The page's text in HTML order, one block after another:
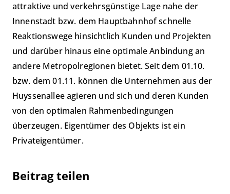
attraktive und verkehrsgünstige Lage nahe der
Innenstadt bzw. dem Hauptbahnhof schnelle
Reaktionswege hinsichtlich Kunden und Projekten
und darüber hinaus eine optimale Anbindung an
andere Metropolregionen bietet. Seit dem 01.10.
bzw. dem 01.11. können die Unternehmen aus der
Huyssenallee agieren und sich und deren Kunden
von den optimalen Rahmenbedingungen
überzeugen. Eigentümer des Objekts ist ein
Privateigentümer.
Beitrag teilen